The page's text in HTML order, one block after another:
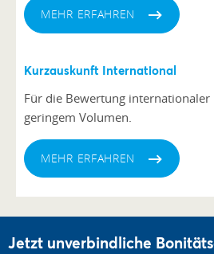
MEHR ERFAHREN
Kurzauskunft International
Für die Bewertung internationaler
geringem Volumen.
MEHR ERFAHREN
Jetzt unverbindliche